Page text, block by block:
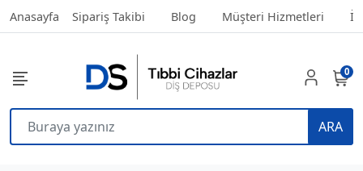
Anasayfa Sipariş Takibi Blog Müşteri Hizmetleri
ARA
0